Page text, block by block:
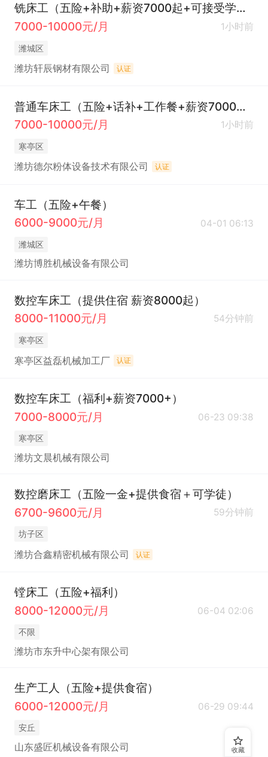
铣床工（五险+补助+薪资7000起+可接受学徒）
7000-10000元/月
1小时前
潍城区
潍坊轩辰钢材有限公司 认证
普通车床工（五险+话补+工作餐+薪资7000起）
7000-10000元/月
1小时前
寒亭区
潍坊德尔粉体设备技术有限公司 认证
车工（五险+午餐）
6000-9000元/月
04-01 06:13
潍城区
潍坊博胜机械设备有限公司
数控车床工（提供住宿 薪资8000起）
8000-11000元/月
54分钟前
寒亭区
寒亭区益磊机械加工厂 认证
数控车床工（福利+薪资7000+）
7000-8000元/月
06-23 09:38
寒亭区
潍坊文晨机械有限公司
数控磨床工（五险一金+提供食宿＋可学徒）
6700-9600元/月
59分钟前
坊子区
潍坊合鑫精密机械有限公司 认证
镗床工（五险+福利）
8000-12000元/月
06-04 02:06
不限
潍坊市东升中心架有限公司
生产工人（五险+提供食宿）
6000-12000元/月
06-29 09:44
安丘
山东盛匠机械设备有限公司 收藏